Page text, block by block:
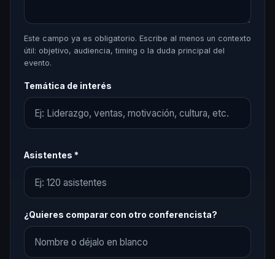
Este campo ya es obligatorio. Escribe al menos un contexto
útil: objetivo, audiencia, timing o la duda principal del
evento.
Temática de interés
Asistentes *
¿Quieres comparar con otro conferencista?